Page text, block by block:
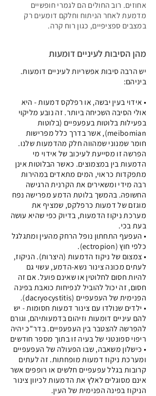
אחוזים. רוב החולים הם לגמרי חופשיים
מדמעת לאחר הניתוח וחלקם דומעים רק
במצבים ספציפיים, כגון רוח קרה.
מהן הסיבות לעיניים דומעות
יש הרבה סיבות אפשריות לעיניים דומעות.
ביניהם:
• אידוי בעין יבשה, או רפלקס דמעות - היא
אולי הסיבה השכיחה ביותר. זה נובע מליקוי
בפעילות בלוטות בעפעפיים (בלוטות
meibomian), אשר בדרך כלל מפרישות
חומר שמנוני שמהווה חלק מהדמעות שלנו.
הפרשה זו מסייעת לעיכוב של אידוי מי
הדמעות בין במצמוצים. כאשר הבלוטות אינן
מתפקדות כראוי, המים מתאדים במהירות
רבה מידי ומשאירים את הקרנית הרגישה
החשופה. בהמשך בלוטת הדמע מפרישה נפח
מוגזם של דמעות כרפלקס, שמציף את
מערכת ניקוז הדמעות, בדיוק כפי שהיא עושה
בעת בכי.
• העפעף התחתון נופל הרחק מהעין ומתגלגל
כלפי חוץ (ectropion).
• צמצום של ניקוז הדמעות (היצרות). הניקוז,
לעתים מכונה צינור נשא-הדמע, עשוי גם
להיות חסום לחלוטין או שאינם פועל. אם זה
חסום, זה יכול להוביל לנפיחות כואבת בפינה
הפנימית של העפעפיים (dacryocystitis).
• ילדים שנולדו עם צינור דמעות חסומות - יש
להם עיניים דומעות וזיהום בדמעותיהם, וגורם
להפרשה להצטבר בין העפעפיים. בדר"כ יהיה
ריפוי ספונטני של בעיה זו בתוך מספר חודשים
• כישלון משאבה, שבו הפעולה של העפעפיים
ומערכת ניקוז דמעות מופחתות. זה לעתים
קרובות בגלל עפעפיים חלשים או רופפים אשר
אינם מסוגלים לאלץ את הדמעות לכיוון צינור
הניקוז בפינה הפנימית של העין.